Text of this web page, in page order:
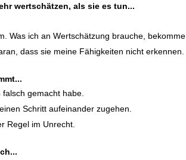
wertschätzen, als sie es tun...
Was ich an Wertschätzung brauche, bekomme
dass sie meine Fähigkeiten nicht erkennen.
gemacht habe.
Schritt aufeinander zugehen.
Regel im Unrecht.